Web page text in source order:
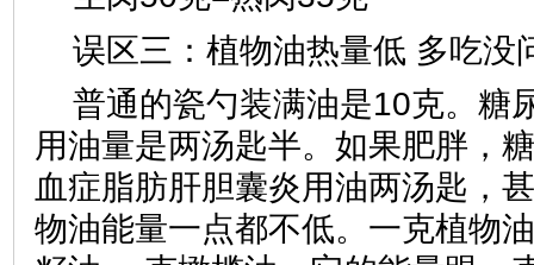
误区三：植物油热量低 多吃没
普通的瓷勺装满油是10克。糖
用油量是两汤匙半。如果肥胖，
血症脂肪肝胆囊炎用油两汤匙，
物油能量一点都不低。一克植物